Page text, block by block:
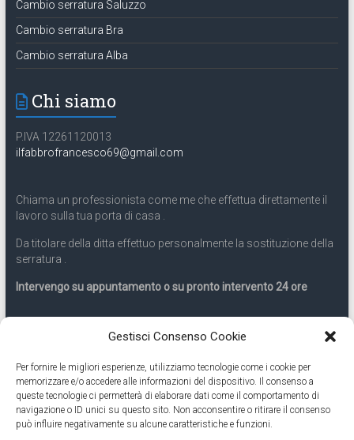
Gestisci Consenso Cookie
Per fornire le migliori esperienze, utilizziamo tecnologie come i cookie per
memorizzare e/o accedere alle informazioni del dispositivo. Il consenso a
queste tecnologie ci permetterà di elaborare dati come il comportamento di
navigazione o ID unici su questo sito. Non acconsentire o ritirare il consenso
può influire negativamente su alcune caratteristiche e funzioni.
Cambio serratura Saluzzo
Cambio serratura Bra
Cambio serratura Alba
Chi siamo
P.IVA 12261120013
ilfabbrofrancesco69@gmail.com
Chiama un professionista come me che effettua direttamente il
lavoro sulla tua porta di casa .
Da titolare della ditta effettuo personalmente la sostituzione della
serratura .
Intervengo su appuntamento o su pronto intervento 24 ore
Servizio 24 ore
Cell331.9899963
Eseguiamo anche lavori di apertura porte pronto intervento 24
ore